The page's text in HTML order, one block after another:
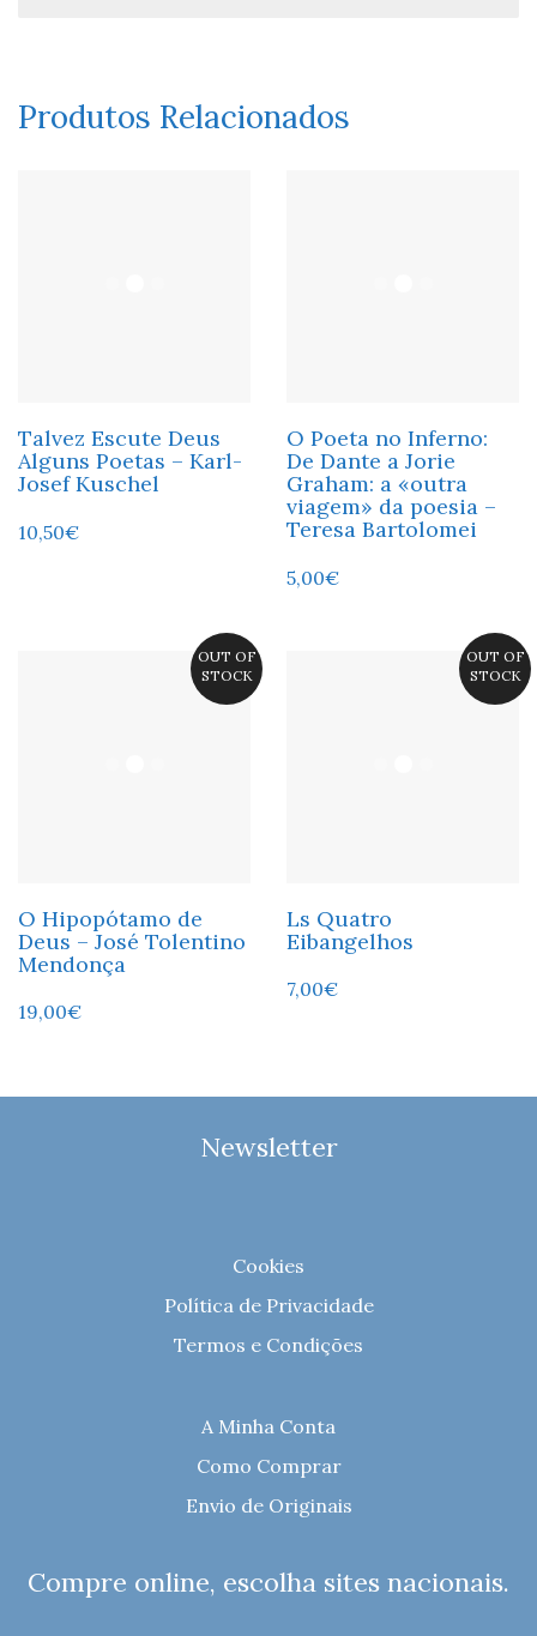
Produtos Relacionados
Talvez Escute Deus
Alguns Poetas – Karl-
Josef Kuschel
10,50€
O Poeta no Inferno:
De Dante a Jorie
Graham: a «outra
viagem» da poesia –
Teresa Bartolomei
5,00€
OUT OF
STOCK
O Hipopótamo de
Deus – José Tolentino
Mendonça
19,00€
OUT OF
STOCK
Ls Quatro
Eibangelhos
7,00€
Newsletter
Cookies
Política de Privacidade
Termos e Condições
A Minha Conta
Como Comprar
Envio de Originais
Compre online, escolha sites nacionais.